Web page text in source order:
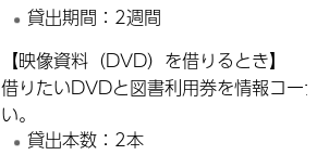
貸出期間：2週間
【映像資料（DVD）を借りるとき】
借りたいDVDと図書利用券を情報コー
い。
貸出本数：2本